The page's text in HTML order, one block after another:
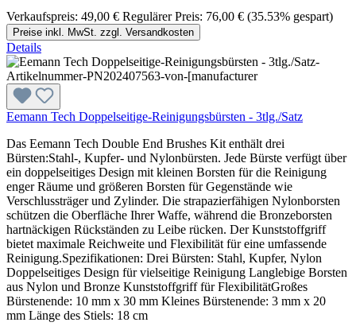
Verkaufspreis: 49,00 € Regulärer Preis: 76,00 € (35.53% gespart)
Preise inkl. MwSt. zzgl. Versandkosten
Details
Eemann Tech Doppelseitige-Reinigungsbürsten - 3tlg./Satz
Das Eemann Tech Double End Brushes Kit enthält drei
Bürsten:Stahl-, Kupfer- und Nylonbürsten. Jede Bürste verfügt über
ein doppelseitiges Design mit kleinen Borsten für die Reinigung
enger Räume und größeren Borsten für Gegenstände wie
Verschlussträger und Zylinder. Die strapazierfähigen Nylonborsten
schützen die Oberfläche Ihrer Waffe, während die Bronzeborsten
hartnäckigen Rückständen zu Leibe rücken. Der Kunststoffgriff
bietet maximale Reichweite und Flexibilität für eine umfassende
Reinigung.Spezifikationen: Drei Bürsten: Stahl, Kupfer, Nylon
Doppelseitiges Design für vielseitige Reinigung Langlebige Borsten
aus Nylon und Bronze Kunststoffgriff für FlexibilitätGroßes
Bürstenende: 10 mm x 30 mm Kleines Bürstenende: 3 mm x 20
mm Länge des Stiels: 18 cm